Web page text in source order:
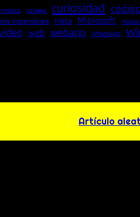
consejo curiosidad
instantánea Meta Microsoft Mozilla
web webapp WhatsApp
Artículo